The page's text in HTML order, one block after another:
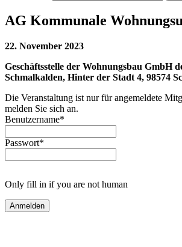
AG Kommunale
22. November 2023
Geschäftsstelle der Wohnungsbau GmbH
Schmalkalden, Hinter der Stadt 4, 98574
Die Veranstaltung ist nur für angemeldete
melden Sie sich an.
Benutzername*
Passwort*
Only fill in if you are not human